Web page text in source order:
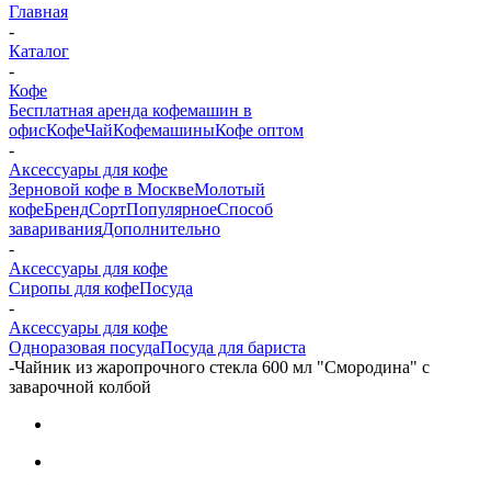
Главная
-
Каталог
-
Кофе
Бесплатная аренда кофемашин в
офисКофеЧайКофемашиныКофе оптом
-
Аксессуары для кофе
Зерновой кофе в МосквеМолотый
кофеБрендСортПопулярноеСпособ
завариванияДополнительно
-
Аксессуары для кофе
Сиропы для кофеПосуда
-
Аксессуары для кофе
Одноразовая посудаПосуда для бариста
-Чайник из жаропрочного стекла 600 мл "Смородина" с
заварочной колбой